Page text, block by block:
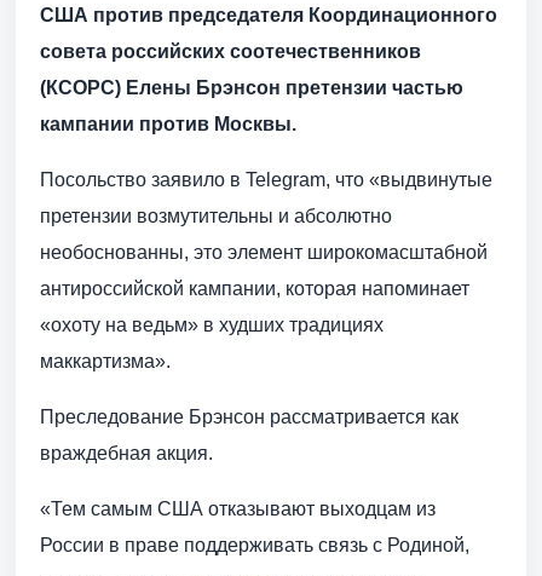
США против председателя Координационного
совета российских соотечественников
(КСОРС) Елены Брэнсон претензии частью
кампании против Москвы.
Посольство заявило в Telegram, что «выдвинутые
претензии возмутительны и абсолютно
необоснованны, это элемент широкомасштабной
антироссийской кампании, которая напоминает
«охоту на ведьм» в худших традициях
маккартизма».
Преследование Брэнсон рассматривается как
враждебная акция.
«Тем самым США отказывают выходцам из
России в праве поддерживать связь с Родиной,